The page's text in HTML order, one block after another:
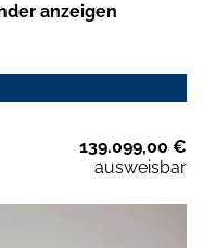
anzeigen
139.099,00 €
ausweisbar